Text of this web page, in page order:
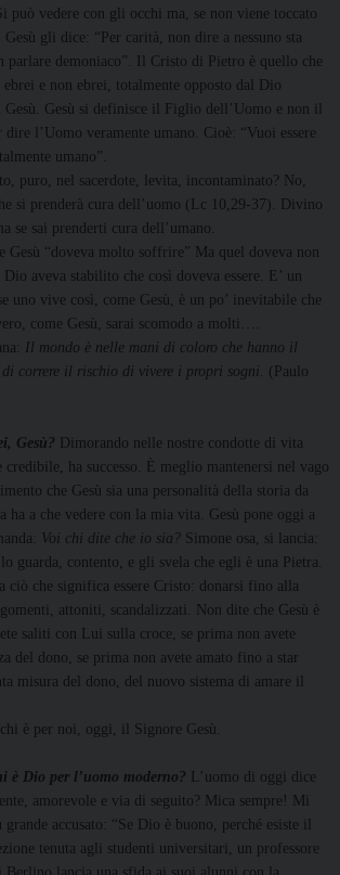
può vedere con gli occhi ma, se non viene toccato
gli dice: “Per carità, non dire a nessuno sta
parlare demoniaco”. Il Cristo di Pietro è quello che
e non ebrei, totalmente opposto dal Dio
Gesù si definisce il Figlio dell’Uomo e non il
l’Uomo veramente umano. Cioè: “Vuoi essere
umano”.
puro, nel sacerdote, levita, incontaminato? No,
si prenderà cura dell’uomo (Lc 10,29-37). Divino
se sai prenderti cura dell’umano.
Gesù “doveva molto soffrire” Ma quel doveva non
Dio aveva stabilito che così doveva essere. E’ un
uno vive così, come Gesù, è un po’ inevitabile che
come Gesù, sarai scomodo a molti….
Il mondo è nelle mani di coloro che hanno il
correre il rischio di vivere i propri sogni. (Paulo
Gesù?
Dimorando nelle nostre condotte di vita
credibile, ha successo. È meglio mantenersi nel vago
che Gesù sia una personalità della storia da
ha a che vedere con la mia vita. Gesù pone oggi a
Voi chi dite che io sia? Simone osa, si lancia:
lo guarda, contento, e gli svela che egli è una Pietra.
ciò che significa essere Cristo: donarsi fino alla
attoniti, scandalizzati. Non dite che Gesù è
saliti con Lui sulla croce, se prima non avete
del dono, se prima non avete amato fino a star
misura del dono, del nuovo sistema di amare il
è per noi, oggi, il Signore Gesù.
è Dio per l’uomo moderno? L’uomo di oggi dice
amorevole e via di seguito? Mica sempre! Mi
accusato: “Se Dio è buono, perché esiste il
tenuta agli studenti universitari, un professore